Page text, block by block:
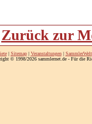
Zurück zur
| Sitemap| Veranstaltungen| SammlerWelt
© 1998/2026 sammlernet.de - Für die